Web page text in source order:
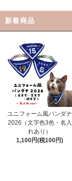
新着商品
ユニフォーム風バンダナ
2026（文字色3色・名入
れあり）
1,100円(税100円)